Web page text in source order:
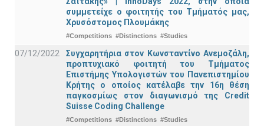
συμμετείχε ο φοιτητής του Τμήματός μας,
Χρυσόστομος Πλουμάκης
#Competitions #Distinctions #Studies
07/12/2022
Συγχαρητήρια στον Κωνσταντίνο Ανεμοζάλη,
προπτυχιακό φοιτητή του Τμήματος
Επιστήμης Υπολογιστών του Πανεπιστημίου
Κρήτης ο οποίος κατέλαβε την 16η θέση
παγκοσμίως στον διαγωνισμό της Credit
Suisse Coding Challenge
#Competitions #Distinctions #Studies